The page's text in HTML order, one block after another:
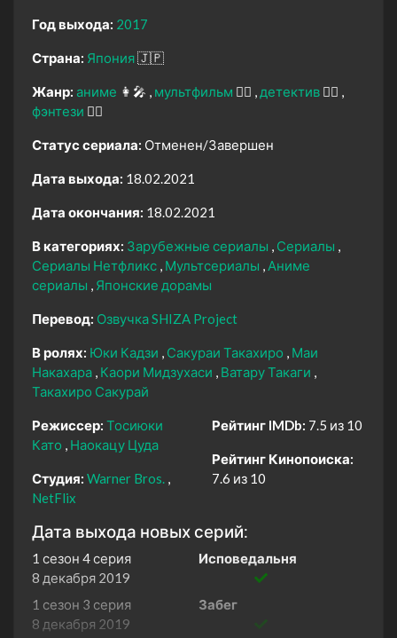
Год выхода: 2017
Страна: Япония🇯🇵
Жанр: аниме 👩‍🎤 мультфильм 🧚‍♀️ детектив 🕵️‍♂️
фэнтези 🧝‍♂️
Статус сериала: Отменен/Завершен
Дата выхода: 18.02.2021
Дата окончания: 18.02.2021
В категориях: Зарубежные сериалы
Сериалы
Сериалы Нетфликс Мультсериалы
Аниме
сериалы
Японские дорамы
Перевод: Озвучка SHIZA Project
В ролях: Юки Кадзи Сакураи Такахиро
Маи
Накахара Каори Мидзухаси
Ватару Такаги
Такахиро Сакурай
Режиссер: Тосиюки
Като
Наокацу Цуда
Студия: Warner Bros.
NetFlix
Рейтинг IMDb: 7.5 из 10
Рейтинг Кинопоиска:
7.6 из 10
Дата выхода новых серий:
1 сезон 4 серия
Исповедальня
8 декабря 2019
1 сезон 3 серия
Забег
8 декабря 2019